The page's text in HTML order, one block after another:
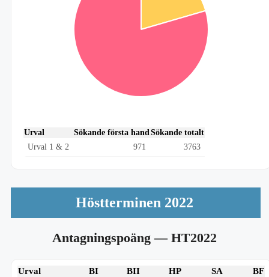
Urval Sökande första hand Sökande totalt
Urval 1 & 2
971 3763
Höstterminen 2022
Antagningspoäng— HT2022
Urval BI BII HP SA
BF